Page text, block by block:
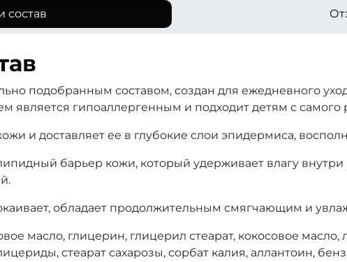
состав
подобранным составом, создан для ежедневного
является гипоаллергенным и подходит детям с самого
и доставляет ее в глубокие слои эпидермиса,
барьер кожи, который удерживает влагу
обладает продолжительным смягчающим и
масло, глицерин, глицерил стеарат, кокосовое
стеарат сахарозы, сорбат калия, аллантоин,